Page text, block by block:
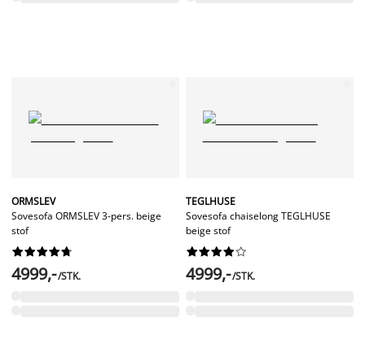
ORMSLEV
Sovesofa ORMSLEV 3-pers. beige
stof






4999,-/STK.
TEGLHUSE
Sovesofa chaiselong TEGLHUSE
beige stof






4999,-/STK.